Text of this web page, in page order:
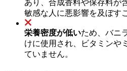
あり、合成香料や保存料が
敏感な人に悪影響を及ぼす
栄養密度が低いため、バニ
けに使用され、ビタミンや
ていません。